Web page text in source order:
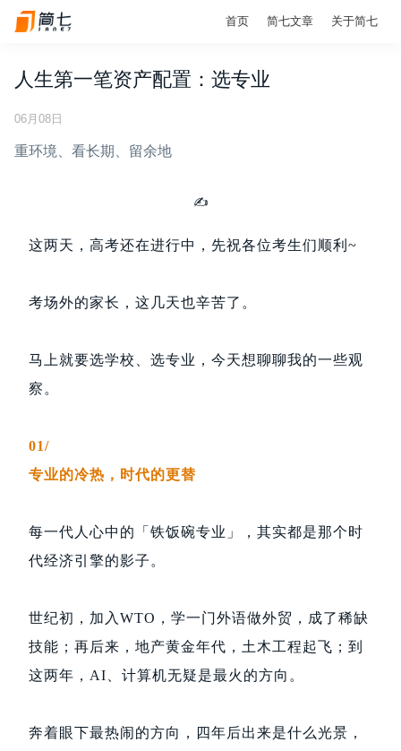
首页 简七文章 关于简七
人生第一笔资产配置：选专业
06月08日
重环境、看长期、留余地
✍️
这两天，高考还在进行中，先祝各位考生们顺利~
考场外的家长，这几天也辛苦了。
马上就要选学校、选专业，今天想聊聊我的一些观
察。
01/
专业的冷热，时代的更替
每一代人心中的「铁饭碗专业」，其实都是那个时
代经济引擎的影子。
世纪初，加入WTO，学一门外语做外贸，成了稀缺
技能；再后来，地产黄金年代，土木工程起飞；到
这两年，AI、计算机无疑是最火的方向。
奔着眼下最热闹的方向，四年后出来是什么光景，